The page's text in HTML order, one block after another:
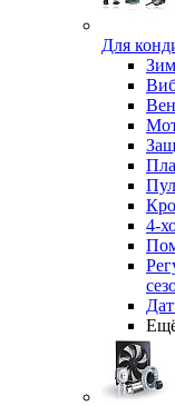
Для
4-